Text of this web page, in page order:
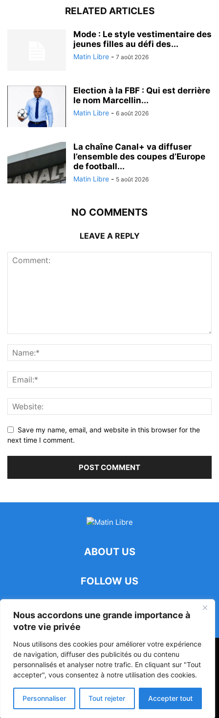
Nous accordons une grande importance à
votre vie privée
Nous utilisons des cookies pour améliorer votre expérience
de navigation, diffuser des publicités ou du contenu
personnalisés et analyser notre trafic. En cliquant sur "Tout
accepter", vous consentez à notre utilisation des cookies.
Personnaliser Tout rejeter Accepter tout
RELATED ARTICLES
Mode : Le style vestimentaire des
jeunes filles au défi des...
Matin Libre - 7 août 2026
Election à la FBF : Qui est derrière
le nom Marcellin...
Matin Libre - 6 août 2026
La chaîne Canal+ va diffuser
l’ensemble des coupes d’Europe
de football...
Matin Libre - 5 août 2026
NO COMMENTS
LEAVE A REPLY
Save my name, email, and website in this browser for the
next time I comment.
ABOUT US
FOLLOW US
47ᵉ Assemblée Mondiale sur la Protection de la Vie Privée: Me
Luciano Hounkponou représente le Bénin à Séoul